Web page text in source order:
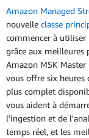
Amazon Managed
nouvelle classe
commencer à utiliser
grâce aux meilleures
Amazon MSK Master
vous offre six heures
plus complet
vous aident à
l'ingestion et de
temps réel, et les